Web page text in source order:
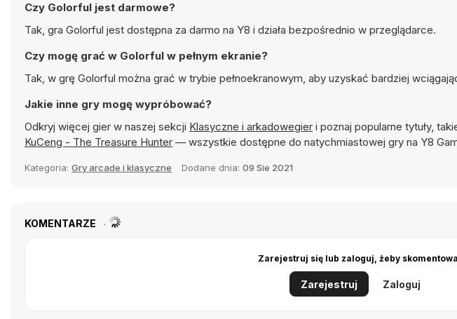
Czy Golorful jest darmowe?
Tak, gra Golorful jest dostępna za darmo na Y8 i działa bezpośrednio w przeglądarce.
Czy mogę grać w Golorful w pełnym ekranie?
Tak, w grę Golorful można grać w trybie pełnoekranowym, aby uzyskać bardziej
Jakie inne gry mogę wypróbować?
Odkryj więcej gier w naszej sekcji Klasyczne i arkadowegier i poznaj popularne tytuły,
KuCeng - The Treasure Hunter — wszystkie dostępne do natychmiastowej gry na Y8
Kategoria: Gry arcade i klasyczne Dodane dnia: 09 Sie 2021
KOMENTARZE
Zarejestruj się lub zaloguj, żeby
Zarejestruj Zaloguj